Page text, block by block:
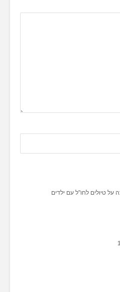
על טיולים לחו"ל עם ילדים